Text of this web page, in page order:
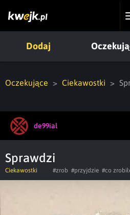
Dodaj
Oczekujące Ciekawostki
de99ial
Sprawdzi
Ciekawostki #zrob #przyjdzie #co